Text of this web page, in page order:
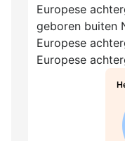
Europese
geboren buiten
Europese
Europese